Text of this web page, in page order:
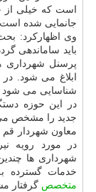
است كه خیلی از
جانمایی شده است.
وی اظهاركرد:
پرسنل شهرداری
شناسایی می شود
در این حوزه
جدید را مشخص می
معاون شهردار قم
در مورد رویه
شهرداری ها
خدمات گسترده
متخصص گرفتار